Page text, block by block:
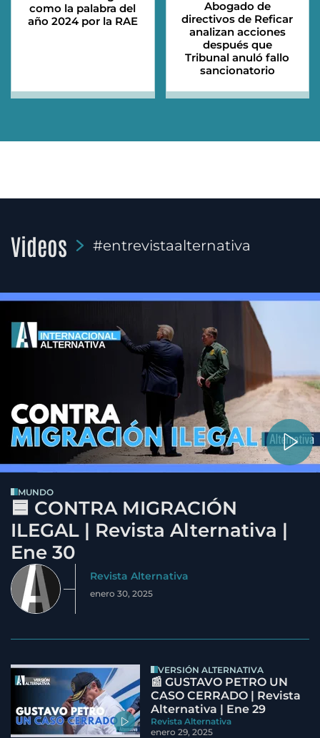
como la palabra del
año 2024 por la RAE
Abogado de
directivos de Reficar
analizan acciones
después que
Tribunal anuló fallo
sancionatorio
Videos #entrevistaalternativa
MUNDO
🟦 CONTRA MIGRACIÓN
ILEGAL | Revista Alternativa |
Ene 30
Revista Alternativa
enero 30, 2025
VERSIÓN ALTERNATIVA
📰 GUSTAVO PETRO UN
CASO CERRADO | Revista
Alternativa | Ene 29
Revista Alternativa
enero 29, 2025